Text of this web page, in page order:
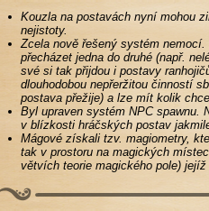
Kouzla na postavách nyní mohou
nejistoty.
Zcela nově řešený systém
přecházet jedna do druhé (např.
své si tak přijdou i postavy
dlouhodobou nepřeržitou činností
postava přežije) a lze mít kolik
Byl upraven systém NPC spawnu.
v blízkosti hráčských postav
Mágové získali tzv. magiometry,
tak v prostoru na magických
větvích teorie magického pole)